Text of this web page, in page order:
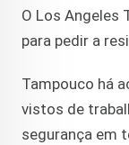
O Los Angeles
para pedir a
Tampouco há
vistos de
segurança em